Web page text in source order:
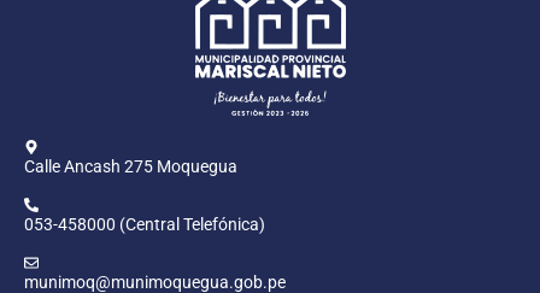
Calle Ancash 275 Moquegua
053-458000 (Central Telefónica)
munimoq@munimoquegua.gob.pe